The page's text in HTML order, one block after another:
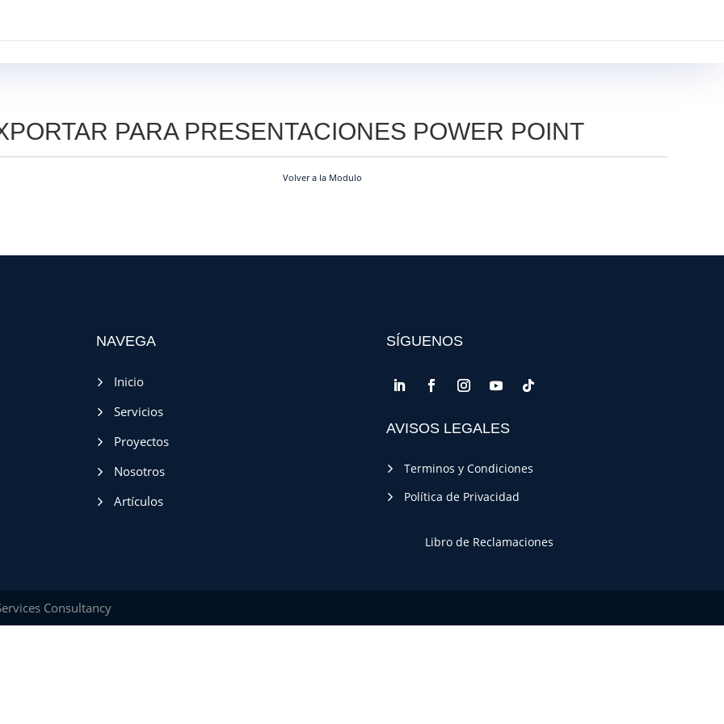
PARA PRESENTACIONES POWER POINT
Volver a la Modulo
NAVEGA
Inicio
Servicios
Proyectos
Nosotros
Artículos
SÍGUENOS
AVISOS LEGALES
Terminos y Condiciones
Política de Privacidad
Libro de Reclamaciones
Consultancy